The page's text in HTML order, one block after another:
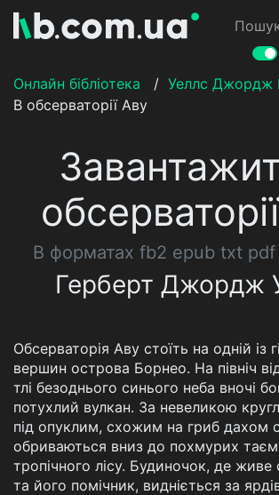
Онлайн бібліотека
/ Уеллс Джордж
В обсерваторії Аву
В форматах fb2 epub txt
Герберт Джордж
Обсерваторія Аву стоїть на одній із
вершин острова Борнео. На північ
тлі безоднього синього неба вночі
потухлий вулкан. За невеликою
під опуклим, схожим на гриб дахом
обриваються вниз до похмурих
тропічного лісу. Будиночок, де
та його помічник, видніється за